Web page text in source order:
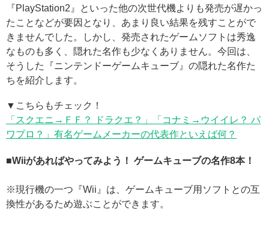
『PlayStation2』といった他の次世代機よりも発売が遅かっ
たことなどが要因となり、あまり良い結果を残すことがで
きませんでした。しかし、発売されたゲームソフトは秀逸
なものも多く、隠れた名作も少なくありません。今回は、
そうした『ニンテンドーゲームキューブ』の隠れた名作た
ちを紹介します。
▼こちらもチェック！
「スクエニ→ＦＦ？ ドラクエ？」「コナミ→ウイイレ？ パ
ワプロ？」有名ゲームメーカーの代表作といえば何？
■Wiiがあればやってみよう！ ゲームキューブの名作8本！
※現行機の一つ『Wii』は、ゲームキューブ用ソフトとの互
換性があるため遊ぶことができます。